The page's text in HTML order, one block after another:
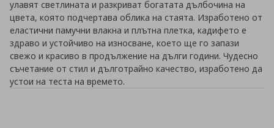
улавят светлината и разкриват богатата дълбочина на
цвета, която подчертава облика на стаята. Изработено от
еластични памучни влакна и плътна плетка, кадифето е
здраво и устойчиво на износване, което ще го запази
свежо и красиво в продължение на дълги години. Чудесно
съчетание от стил и дълготрайно качество, изработено да
устои на теста на времето.